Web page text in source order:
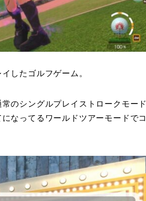
したゴルフゲーム。
のシングルプレイストロークモード
なってるワールドツアーモードでコ